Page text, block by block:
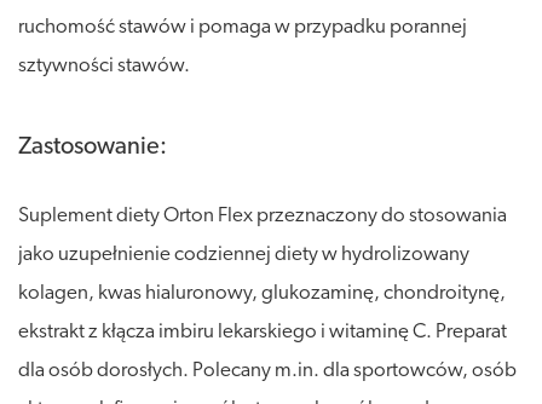
ruchomość stawów i pomaga w przypadku porannej
sztywności stawów.
Zastosowanie:
Suplement diety Orton Flex przeznaczony do stosowania
jako uzupełnienie codziennej diety w hydrolizowany
kolagen, kwas hialuronowy, glukozaminę, chondroitynę,
ekstrakt z kłącza imbiru lekarskiego i witaminę C. Preparat
dla osób dorosłych. Polecany m.in. dla sportowców, osób